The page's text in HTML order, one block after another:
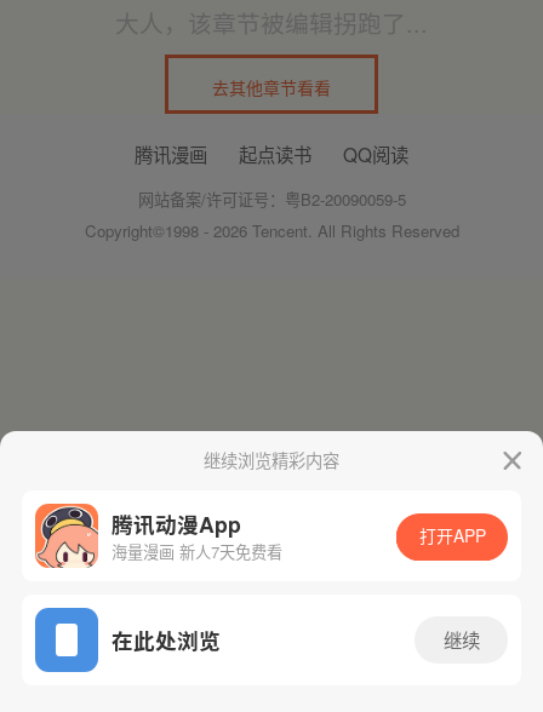
大人，该章节被编辑拐跑了...
去其他章节看看
继续浏览精彩内容
腾讯动漫App
海量漫画 新人7天免费看
打开APP
在此处浏览 继续
腾讯漫画 起点读书 QQ阅读
网站备案/许可证号：粤B2-20090059-5
Copyright©1998 - 2026 Tencent. All Rights Reserved